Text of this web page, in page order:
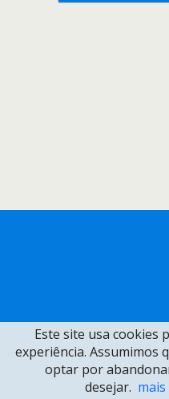
Este site usa cookies
experiência. Assumimos
optar por
desejar. mais